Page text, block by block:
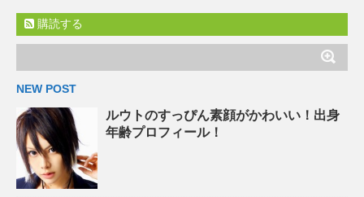
購読する
NEW POST
ルウトのすっぴん素顔がかわいい！出身
年齢プロフィール！